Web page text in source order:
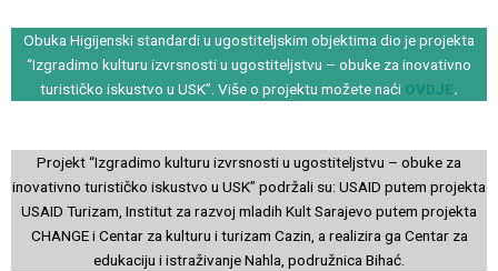
Obuka Higijenski standardi u ugostiteljskim objektima dio je projekta
“Izgradimo kulturu izvrsnosti u ugostiteljstvu – obuke za inovativno
turističko iskustvo u USK”. Više o projektu možete naći OVDJE.
Projekt “Izgradimo kulturu izvrsnosti u ugostiteljstvu – obuke za
inovativno turističko iskustvo u USK” podržali su: USAID putem projekta
USAID Turizam, Institut za razvoj mladih Kult Sarajevo putem projekta
CHANGE i Centar za kulturu i turizam Cazin, a realizira ga Centar za
edukaciju i istraživanje Nahla, podružnica Bihać.